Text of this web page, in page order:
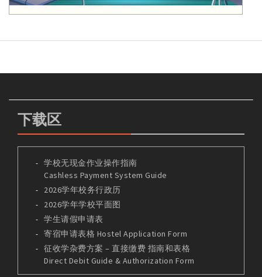
下载区
学校无现金作业操作指南
Cashless Payment System Guide
2026学年校务行政历
2026学年学校平面图
学生请假申请表
寄宿申请表格 Hostel Application Form
征收学杂费方案 – 直接缴费 指南和表格
Direct Debit Guide & Authorization Form